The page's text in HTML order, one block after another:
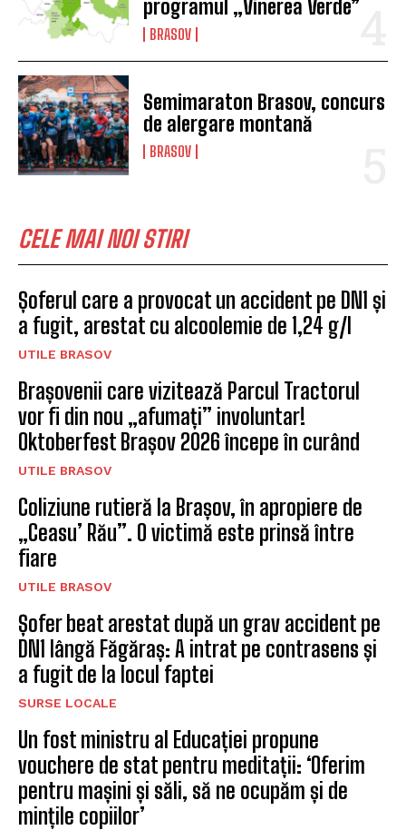
programul „Vinerea Verde”
BRASOV
Semimaraton Brasov, concurs
de alergare montană
BRASOV
CELE MAI NOI STIRI
Șoferul care a provocat un accident pe DN1 și
a fugit, arestat cu alcoolemie de 1,24 g/l
UTILE BRASOV
Brașovenii care vizitează Parcul Tractorul
vor fi din nou „afumați” involuntar!
Oktoberfest Brașov 2026 începe în curând
UTILE BRASOV
Coliziune rutieră la Brașov, în apropiere de
„Ceasu’ Rău”. O victimă este prinsă între
fiare
UTILE BRASOV
Șofer beat arestat după un grav accident pe
DN1 lângă Făgăraș: A intrat pe contrasens și
a fugit de la locul faptei
SURSE LOCALE
Un fost ministru al Educației propune
vouchere de stat pentru meditații: ‘Oferim
pentru mașini și săli, să ne ocupăm și de
mințile copiilor’